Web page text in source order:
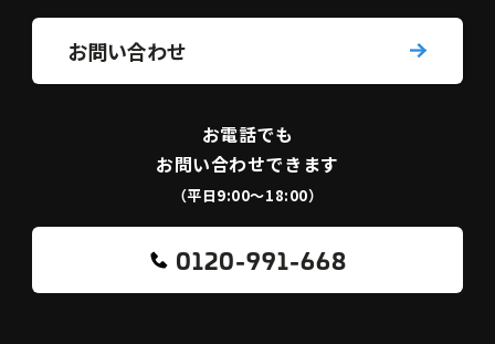
お問い合わせ
お電話でも
お問い合わせできます
（平日9:00〜18:00）
0120-991-668